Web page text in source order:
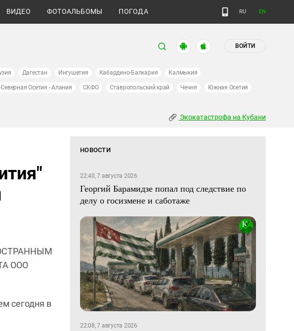
ВИДЕО ФОТОАЛЬБОМЫ ПОГОДА RU EN
ВОЙТИ
Дагестан Ингушетия Кабардино-Балкария Калмыкия
Северная Осетия - Алания СКФО Ставропольский край Чечня Южная Осетия
Экокатастрофа на Кубани
ООО
сегодня в
НОВОСТИ
22:40, 7 августа 2026
Георгий Барамидзе попал под следствие по
делу о госизмене и саботаже
22:08, 7 августа 2026